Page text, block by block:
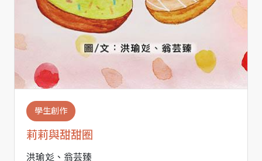
學生創作
莉莉與甜甜圈
洪瑜彣、翁芸臻